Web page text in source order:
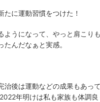
たに運動習慣をつけた！
ようになって、やっと肩こり
たんだなぁと実感。
治後は運動などの成果もあっ
年明けは私も家族も体調